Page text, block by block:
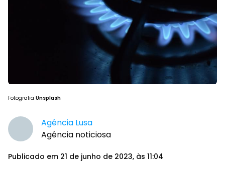
Fotografia Unsplash
Agência Lusa
Agência noticiosa
Publicado em 21 de junho de 2023, às 11:04